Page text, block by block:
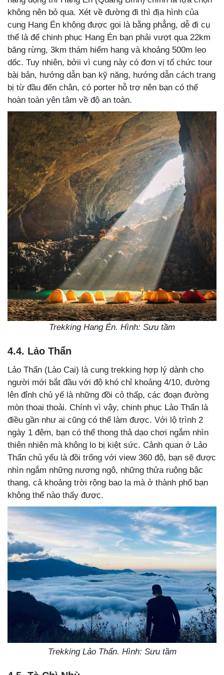
không nên bỏ qua. Xét về đường đi thì địa hình của
cung Hang Én không được gọi là bằng phẳng, dễ đi cụ
thể là để chinh phục Hang Én bạn phải vượt qua 22km
băng rừng, 3km thám hiểm hang và khoảng 500m leo
dốc. Tuy nhiên, bởii vì cung này có đơn vị tổ chức tour
bài bản, hướng dẫn bạn kỹ năng, hướng dẫn cách trang
bị từ đầu đến chân, có porter hỗ trợ nên bạn có thể
hoàn toàn yên tâm về độ an toàn.
Trekking Hang Én. Hình: Sưu tầm
4.4. Lảo Thẩn
Lảo Thẩn (Lào Cai) là cung trekking hợp lý dành cho
người mới bắt đầu với độ khó chỉ khoảng 4/10, đường
lên đỉnh chủ yế là những đồi cỏ thấp, các đoạn đường
mòn thoai thoải. Chính vì vậy, chinh phục Lảo Thẩn là
điều gần như ai cũng có thể làm được. Với lộ trình 2
ngày 1 đêm, bạn có thể thong thả dạo chơi ngắm nhìn
thiên nhiên mà không lo bị kiệt sức. Cảnh quan ở Lảo
Thẩn chủ yếu là đồi trống với view 360 độ, bạn sẽ được
nhìn ngắm những nương ngô, những thửa ruộng bậc
thang, cả khoảng trời rộng bao la mà ở thành phố bạn
không thể nào thấy được.
Trekking Lảo Thẩn. Hình: Sưu tầm